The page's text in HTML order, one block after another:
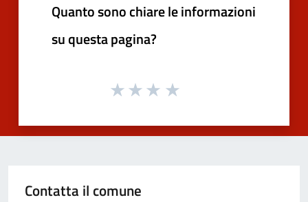
Quanto sono chiare le informazioni
su questa pagina?
Contatta il comune